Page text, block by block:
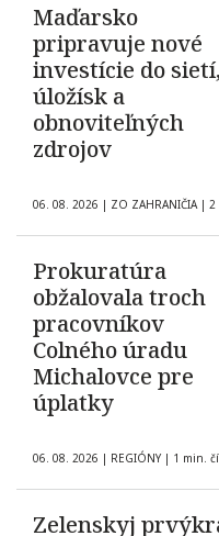
Maďarsko
pripravuje nové
investície do sietí,
úložísk a
obnoviteľných
zdrojov
06. 08. 2026 | ZO ZAHRANIČIA | 2
Prokuratúra
obžalovala troch
pracovníkov
Colného úradu
Michalovce pre
úplatky
06. 08. 2026 | REGIÓNY | 1 min.
Zelenskyj